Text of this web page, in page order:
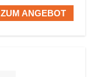
ZUM ANGEBOT